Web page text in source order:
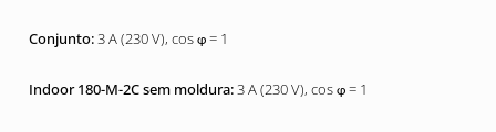
3 A (230 V), cos φ = 1
3 A (230 V), cos φ = 1